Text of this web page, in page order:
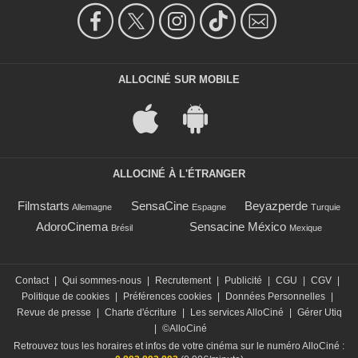
ALLOCINÉ SUR MOBILE
ALLOCINÉ À L'ÉTRANGER
Filmstarts Allemagne SensaCine Espagne Beyazperde Turquie
AdoroCinema Brésil Sensacine México Mexique
Contact Qui sommes-nous Recrutement Publicité CGU CGV
Politique de cookies
Préférences cookies Données Personnelles
Revue de presse
Charte d'écriture Les services AlloCiné
Gérer Utiq
©AlloCiné
Retrouvez tous les horaires et infos de votre cinéma sur le numéro AlloCiné :